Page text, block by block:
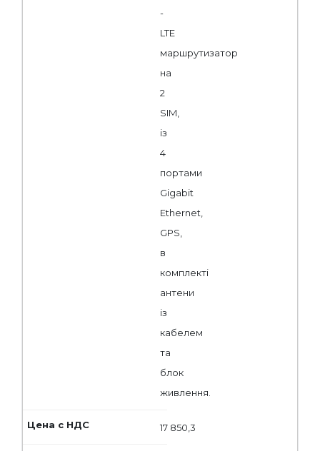
-
LTE
маршрутизатор
на
2
SIM,
із
4
портами
Gigabit
Ethernet,
GPS,
в
комплекті
антени
із
кабелем
та
блок
живлення.
17 850,3